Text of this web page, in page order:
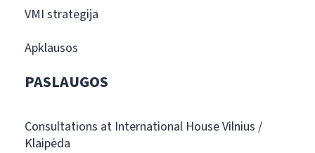
VMI strategija
Apklausos
PASLAUGOS
Consultations at International House Vilnius /
Klaipėda